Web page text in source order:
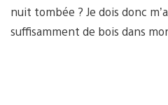
nuit tombée ? Je dois donc
suffisamment de bois dans